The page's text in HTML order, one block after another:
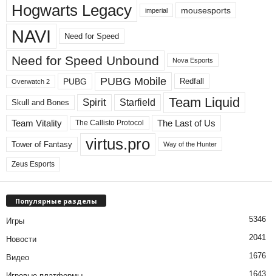
Hogwarts Legacy imperial mousesports
NAVI Need for Speed
Need for Speed ​​Unbound Nova Esports
Overwatch 2 PUBG PUBG Mobile Redfall
Skull and Bones Spirit Starfield Team Liquid
Team Vitality The Callisto Protocol The Last of Us
Tower of Fantasy virtus.pro Way of the Hunter
Zeus Esports
Популярные разделы
Игры 5346
Новости 2041
Видео 1676
1643